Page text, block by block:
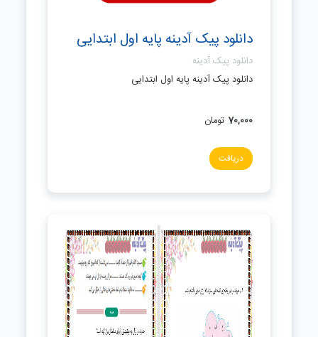
دانلود پیک آدینه پایه اول ابتدایی
دانلود پیک آدینه
دانلود پیک آدینه پایه اول ابتدایی
70,000 تومان
دریافت